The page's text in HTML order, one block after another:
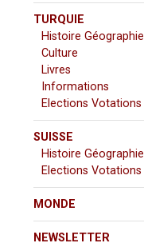
TURQUIE
Histoire Géographie
Culture
Livres
Informations
Elections Votations
SUISSE
Histoire Géographie
Elections Votations
MONDE
NEWSLETTER